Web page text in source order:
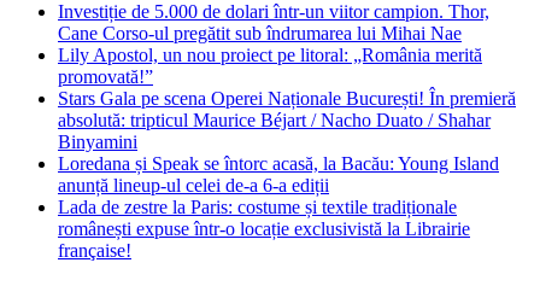
Investiție de 5.000 de dolari într-un viitor campion. Thor,
Cane Corso-ul pregătit sub îndrumarea lui Mihai Nae
Lily Apostol, un nou proiect pe litoral: „România merită
promovată!”
Stars Gala pe scena Operei Naționale București! În premieră
absolută: tripticul Maurice Béjart / Nacho Duato / Shahar
Binyamini
Loredana și Speak se întorc acasă, la Bacău: Young Island
anunță lineup-ul celei de-a 6-a ediții
Lada de zestre la Paris: costume și textile tradiționale
românești expuse într-o locație exclusivistă la Librairie
française!